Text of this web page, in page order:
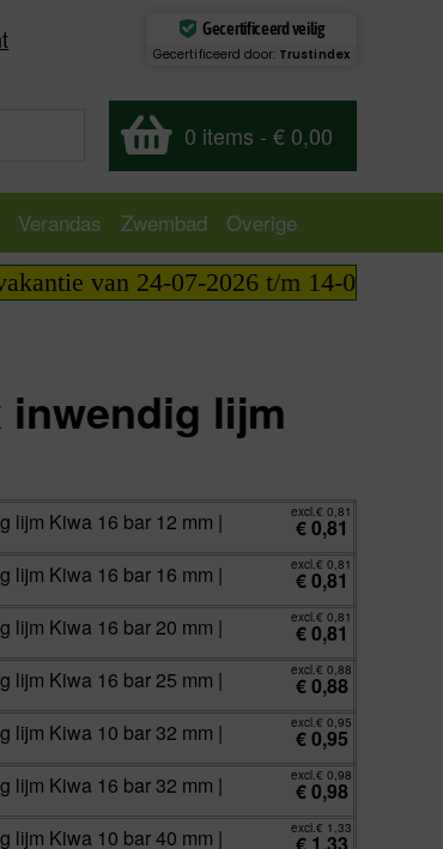
Gecertificeerd veilig
Gecertificeerd door: Trustindex
0 items - € 0,00
Verandas Zwembad
Overige
24-07-2026 t/m 14-08-2026
inwendig lijm
lijm Kiwa 16 bar 12 mm | excl.€ 0,81
€0,81
lijm Kiwa 16 bar 16 mm | excl.€ 0,81
€0,81
lijm Kiwa 16 bar 20 mm | excl.€ 0,81
€0,81
lijm Kiwa 16 bar 25 mm | excl.€ 0,88
€0,88
lijm Kiwa 10 bar 32 mm | excl.€ 0,95
€0,95
lijm Kiwa 16 bar 32 mm | excl.€ 0,98
€0,98
lijm Kiwa 10 bar 40 mm | excl.€ 1,33